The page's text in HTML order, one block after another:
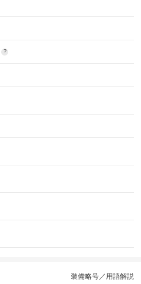
?
装備略号／用語解説